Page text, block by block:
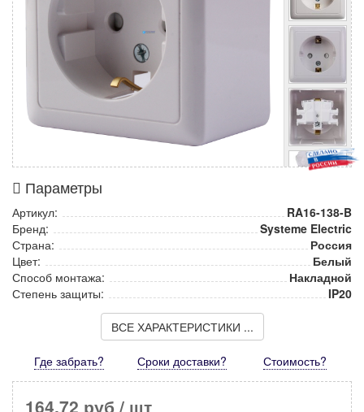
Параметры
Артикул:
RA16-138-B
Бренд:
Systeme Electric
Страна:
Россия
Цвет:
Белый
Способ монтажа:
Накладной
Степень защиты:
IP20
ВСЕ ХАРАКТЕРИСТИКИ ...
Где забрать? Сроки доставки? Стоимость?
164,72 руб / шт